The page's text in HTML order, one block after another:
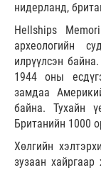
нидерланд,
Hellships
археологийн
илрүүлсэн
1944 оны
замдаа
байна. Тухайн
Британийн 1000
Хөлгийн
зузаан